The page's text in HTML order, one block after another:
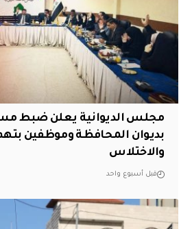
مجلس الديوانية يعلن ضبط
بديوان المحافظة وموظفين
والاختلاس
قبل أسبوع واحد